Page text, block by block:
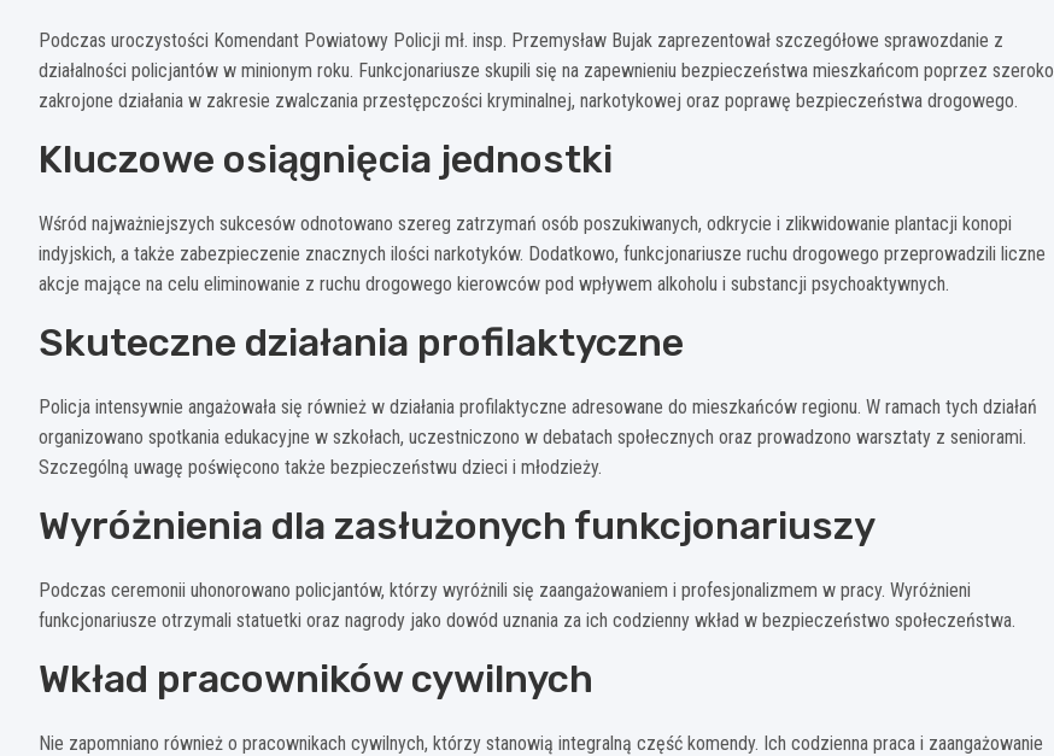
Podczas uroczystości Komendant Powiatowy Policji mł. insp. Przemysław Bujak zaprezentował szczegółowe sprawozdanie z
działalności policjantów w minionym roku. Funkcjonariusze skupili się na zapewnieniu bezpieczeństwa mieszkańcom poprzez szeroko
zakrojone działania w zakresie zwalczania przestępczości kryminalnej, narkotykowej oraz poprawę bezpieczeństwa drogowego.
Kluczowe osiągnięcia jednostki
Wśród najważniejszych sukcesów odnotowano szereg zatrzymań osób poszukiwanych, odkrycie i zlikwidowanie plantacji konopi
indyjskich, a także zabezpieczenie znacznych ilości narkotyków. Dodatkowo, funkcjonariusze ruchu drogowego przeprowadzili liczne
akcje mające na celu eliminowanie z ruchu drogowego kierowców pod wpływem alkoholu i substancji psychoaktywnych.
Skuteczne działania profilaktyczne
Policja intensywnie angażowała się również w działania profilaktyczne adresowane do mieszkańców regionu. W ramach tych działań
organizowano spotkania edukacyjne w szkołach, uczestniczono w debatach społecznych oraz prowadzono warsztaty z seniorami.
Szczególną uwagę poświęcono także bezpieczeństwu dzieci i młodzieży.
Wyróżnienia dla zasłużonych funkcjonariuszy
Podczas ceremonii uhonorowano policjantów, którzy wyróżnili się zaangażowaniem i profesjonalizmem w pracy. Wyróżnieni
funkcjonariusze otrzymali statuetki oraz nagrody jako dowód uznania za ich codzienny wkład w bezpieczeństwo społeczeństwa.
Wkład pracowników cywilnych
Nie zapomniano również o pracownikach cywilnych, którzy stanowią integralną część komendy. Ich codzienna praca i zaangażowanie